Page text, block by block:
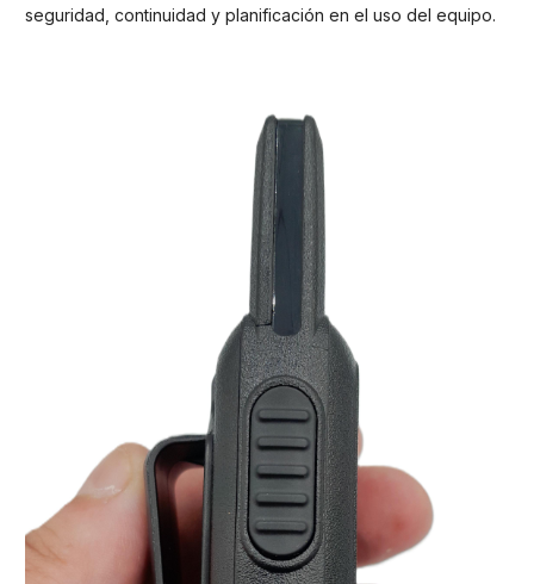
seguridad, continuidad y planificación en el uso del equipo.